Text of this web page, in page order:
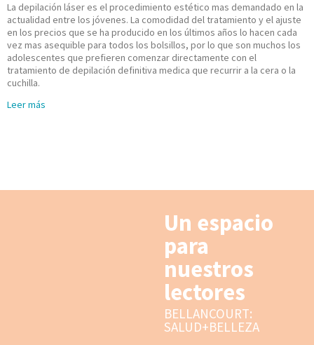
La depilación láser es el procedimiento estético mas demandado en la
actualidad entre los jóvenes. La comodidad del tratamiento y el ajuste
en los precios que se ha producido en los últimos años lo hacen cada
vez mas asequible para todos los bolsillos, por lo que son muchos los
adolescentes que prefieren comenzar directamente con el
tratamiento de depilación definitiva medica que recurrir a la cera o la
cuchilla.
Leer más
Un espacio
para
nuestros
lectores
BELLANCOURT:
SALUD+BELLEZA